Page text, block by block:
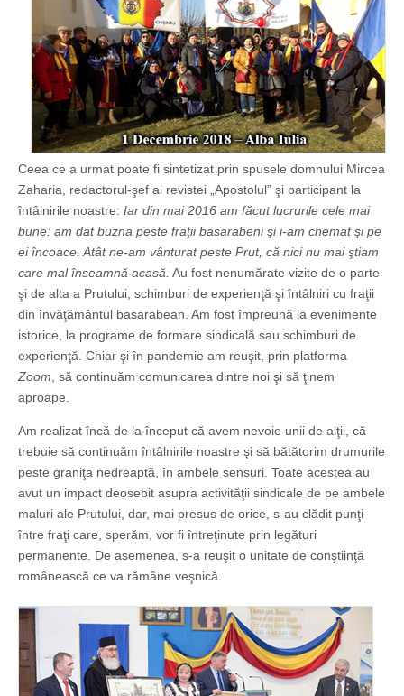
Ceea ce a urmat poate fi sintetizat prin spusele domnului Mircea
Zaharia, redactorul-şef al revistei „Apostolul” şi participant la
întâlnirile noastre: Iar din mai 2016 am făcut lucrurile cele mai
bune: am dat buzna peste fraţii basarabeni şi i-am chemat şi pe
ei încoace. Atât ne-am vânturat peste Prut, că nici nu mai ştiam
care mal înseamnă acasă. Au fost nenumărate vizite de o parte
şi de alta a Prutului, schimburi de experienţă şi întâlniri cu fraţii
din învăţământul basarabean. Am fost împreună la evenimente
istorice, la programe de formare sindicală sau schimburi de
experienţă. Chiar şi în pandemie am reuşit, prin platforma
Zoom, să continuăm comunicarea dintre noi şi să ţinem
aproape.
Am realizat încă de la început că avem nevoie unii de alţii, că
trebuie să continuăm întâlnirile noastre şi să bătătorim drumurile
peste graniţa nedreaptă, în ambele sensuri. Toate acestea au
avut un impact deosebit asupra activităţii sindicale de pe ambele
maluri ale Prutului, dar, mai presus de orice, s-au clădit punţi
între fraţi care, sperăm, vor fi întreţinute prin legături
permanente. De asemenea, s-a reuşit o unitate de conştiinţă
românească ce va rămâne veşnică.